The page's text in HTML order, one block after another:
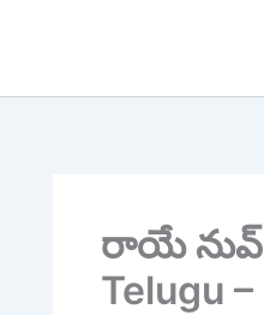
రాయే నువ్
Telugu